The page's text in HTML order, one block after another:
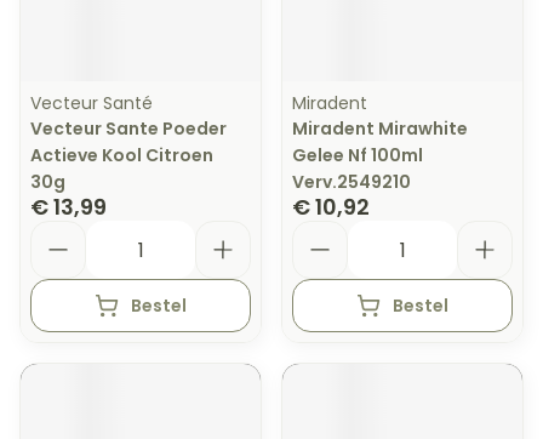
Vecteur Santé
Vecteur Sante Poeder
Actieve Kool Citroen
30g
€ 13,99
Bestel
Miradent
Miradent Mirawhite
Gelee Nf 100ml
Verv.2549210
€ 10,92
Bestel